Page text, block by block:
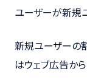
ユーザーが新規
新規ユーザーの
はウェブ広告か